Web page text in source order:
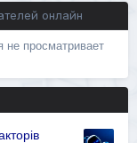
онлайн
не просматривает